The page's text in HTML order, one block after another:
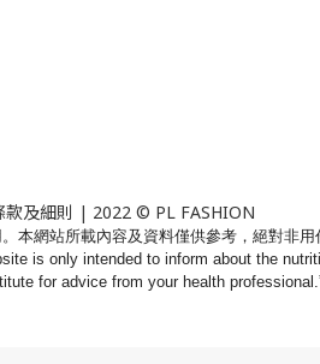
款及細則 | 2022 © PL FASHION
本網站所載內容及資料僅供參考，絕對非用
is only intended to inform about the
for advice from your health